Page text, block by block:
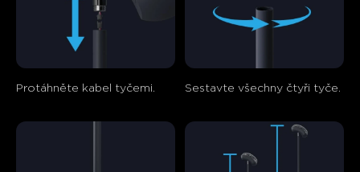
Protáhněte kabel tyčemi. Sestavte všechny čtyři tyče.